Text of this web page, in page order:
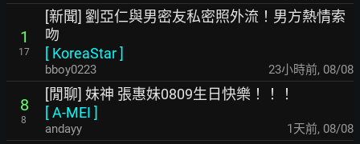
1
17
[新聞] 劉亞仁與男密友私密照外流！男方熱情索
吻
[ KoreaStar]
bboy0223 23小時前, 08/08
8
8
[閒聊] 妹神 張惠妹0809生日快樂！！！
[A-MEI ]
andayy 1天前, 08/08